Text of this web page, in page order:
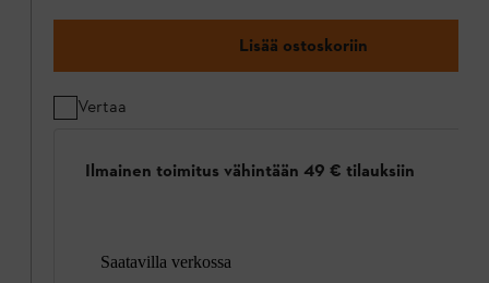
Lisää ostoskoriin
Vertaa
Ilmainen toimitus vähintään 49 € tilauksiin
Saatavilla verkossa